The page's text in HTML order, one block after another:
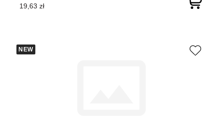
19,63 zł
NEW